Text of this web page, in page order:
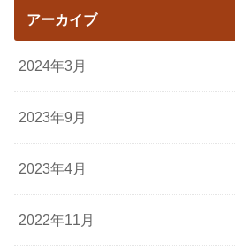
アーカイブ
2024年3月
2023年9月
2023年4月
2022年11月